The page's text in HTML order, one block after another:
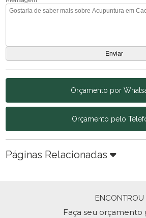
Orçamento por
Orçamento pelo
Páginas Relacionadas
ENCONTROU
Faça seu orçamento